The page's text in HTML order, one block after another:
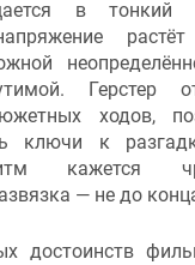
в тонкий
Герстер
ходов,
ключи к
кажется
— не до
достоинств